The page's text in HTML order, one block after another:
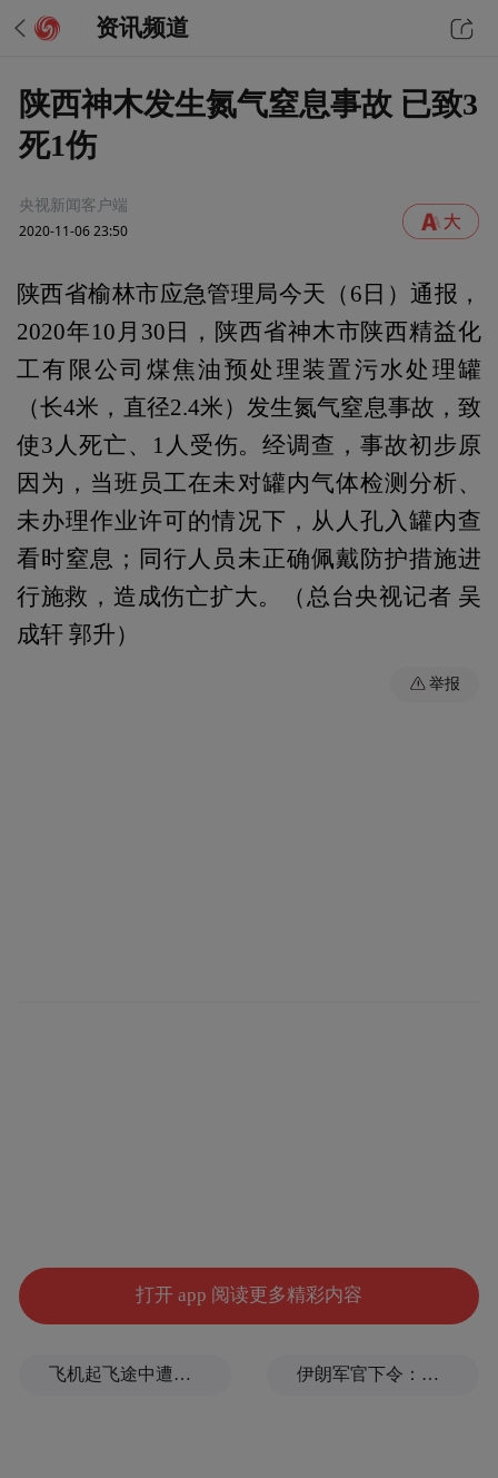
资讯频道
陕西神木发生氮气窒息事故 已致3
死1伤
央视新闻客户端
2020-11-06 23:50
陕西省榆林市应急管理局今天（6日）通报，
2020年10月30日，陕西省神木市陕西精益化
工有限公司煤焦油预处理装置污水处理罐
（长4米，直径2.4米）发生氮气窒息事故，致
使3人死亡、1人受伤。经调查，事故初步原
因为，当班员工在未对罐内气体检测分析、
未办理作业许可的情况下，从人孔入罐内查
看时窒息；同行人员未正确佩戴防护措施进
行施救，造成伤亡扩大。（总台央视记者 吴
成轩 郭升）
举报
打开 app 阅读更多精彩内容
飞机起飞途中遭雷击！航班滞留3小时临时换机 伊朗军官下令：如果美军踏上我国领土，就砍掉他们脚！